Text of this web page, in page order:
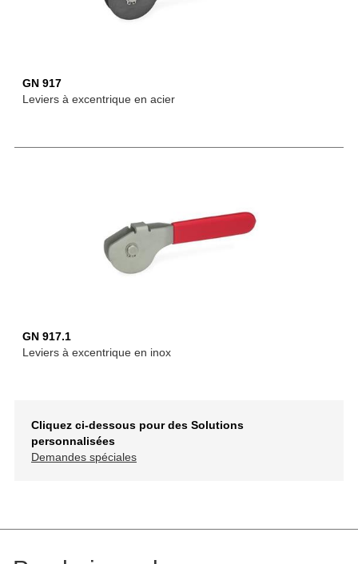
GN 917
Leviers à excentrique en acier
GN 917.1
Leviers à excentrique en inox
Cliquez ci-dessous pour des Solutions
personnalisées
Demandes spéciales